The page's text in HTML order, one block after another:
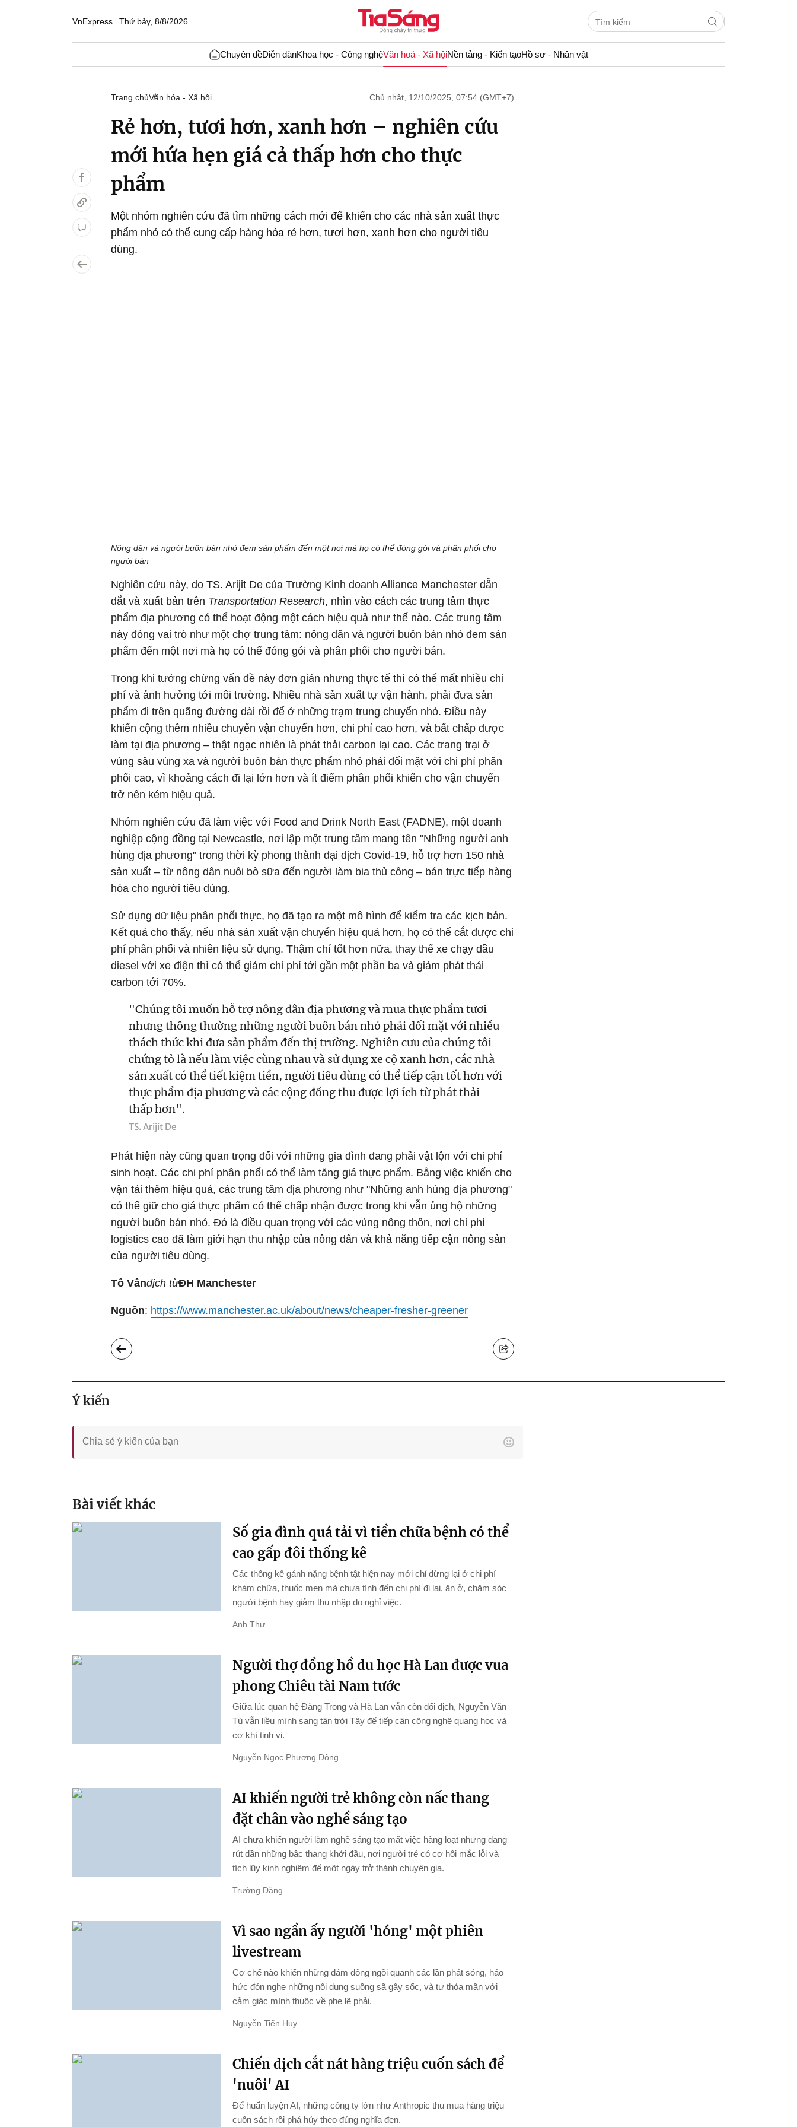
VnExpress Thứ bảy, 8/8/2026
Chuyên đềDiễn đànKhoa học - Công nghệVăn hoá - Xã hộiNền tảng - Kiến tạoHồ sơ - Nhân vật
Trang chủVăn hóa - Xã hội Chủ nhật, 12/10/2025, 07:54 (GMT+7)
Rẻ hơn, tươi hơn, xanh hơn – nghiên cứu
mới hứa hẹn giá cả thấp hơn cho thực
phẩm
Một nhóm nghiên cứu đã tìm những cách mới để khiến cho các nhà sản xuất thực
phẩm nhỏ có thể cung cấp hàng hóa rẻ hơn, tươi hơn, xanh hơn cho người tiêu
dùng.
Nông dân và người buôn bán nhỏ đem sản phẩm đến một nơi mà họ có thể đóng gói và phân phối cho
người bán
Nghiên cứu này, do TS. Arijit De của Trường Kinh doanh Alliance Manchester dẫn
dắt và xuất bản trên Transportation Research, nhìn vào cách các trung tâm thực
phẩm địa phương có thể hoạt động một cách hiệu quả như thế nào. Các trung tâm
này đóng vai trò như một chợ trung tâm: nông dân và người buôn bán nhỏ đem sản
phẩm đến một nơi mà họ có thể đóng gói và phân phối cho người bán.
Trong khi tưởng chừng vấn đề này đơn giản nhưng thực tế thì có thể mất nhiều chi
phí và ảnh hưởng tới môi trường. Nhiều nhà sản xuất tự vận hành, phải đưa sản
phẩm đi trên quãng đường dài rồi để ở những trạm trung chuyển nhỏ. Điều này
khiến cộng thêm nhiều chuyến vận chuyển hơn, chi phí cao hơn, và bất chấp được
làm tại địa phương – thật ngạc nhiên là phát thải carbon lại cao. Các trang trại ở
vùng sâu vùng xa và người buôn bán thực phẩm nhỏ phải đối mặt với chi phí phân
phối cao, vì khoảng cách đi lại lớn hơn và ít điểm phân phối khiến cho vận chuyển
trở nên kém hiệu quả.
Nhóm nghiên cứu đã làm việc với Food and Drink North East (FADNE), một doanh
nghiệp cộng đồng tại Newcastle, nơi lập một trung tâm mang tên "Những người anh
hùng địa phương" trong thời kỳ phong thành đại dịch Covid-19, hỗ trợ hơn 150 nhà
sản xuất – từ nông dân nuôi bò sữa đến người làm bia thủ công – bán trực tiếp hàng
hóa cho người tiêu dùng.
Sử dụng dữ liệu phân phối thực, họ đã tạo ra một mô hình để kiểm tra các kịch bản.
Kết quả cho thấy, nếu nhà sản xuất vận chuyển hiệu quả hơn, họ có thể cắt được chi
phí phân phối và nhiên liệu sử dụng. Thậm chí tốt hơn nữa, thay thế xe chạy dầu
diesel với xe điện thì có thể giảm chi phí tới gần một phần ba và giảm phát thải
carbon tới 70%.
"Chúng tôi muốn hỗ trợ nông dân địa phương và mua thực phẩm tươi
nhưng thông thường những người buôn bán nhỏ phải đối mặt với nhiều
thách thức khi đưa sản phẩm đến thị trường. Nghiên cưu của chúng tôi
chứng tỏ là nếu làm việc cùng nhau và sử dụng xe cộ xanh hơn, các nhà
sản xuất có thể tiết kiệm tiền, người tiêu dùng có thể tiếp cận tốt hơn với
thực phẩm địa phương và các cộng đồng thu được lợi ích từ phát thải
thấp hơn".
TS. Arijit De
Phát hiện này cũng quan trọng đối với những gia đình đang phải vật lộn với chi phí
sinh hoạt. Các chi phí phân phối có thể làm tăng giá thực phẩm. Bằng việc khiến cho
vận tải thêm hiệu quả, các trung tâm địa phương như "Những anh hùng địa phương"
có thể giữ cho giá thực phẩm có thể chấp nhận được trong khi vẫn ủng hộ những
người buôn bán nhỏ. Đó là điều quan trọng với các vùng nông thôn, nơi chi phí
logistics cao đã làm giới hạn thu nhập của nông dân và khả năng tiếp cận nông sản
của người tiêu dùng.
Tô Vândịch từĐH Manchester
Nguồn: https://www.manchester.ac.uk/about/news/cheaper-fresher-greener
Ý kiến
Bài viết khác
Số gia đình quá tải vì tiền chữa bệnh có thể
cao gấp đôi thống kê
Các thống kê gánh nặng bệnh tật hiện nay mới chỉ dừng lại ở chi phí
khám chữa, thuốc men mà chưa tính đến chi phí đi lại, ăn ở, chăm sóc
người bệnh hay giảm thu nhập do nghỉ việc.
Anh Thư
Người thợ đồng hồ du học Hà Lan được vua
phong Chiêu tài Nam tước
Giữa lúc quan hệ Đàng Trong và Hà Lan vẫn còn đối địch, Nguyễn Văn
Tú vẫn liều mình sang tận trời Tây để tiếp cận công nghệ quang học và
cơ khí tinh vi.
Nguyễn Ngọc Phương Đông
AI khiến người trẻ không còn nấc thang
đặt chân vào nghề sáng tạo
AI chưa khiến người làm nghề sáng tạo mất việc hàng loạt nhưng đang
rút dần những bậc thang khởi đầu, nơi người trẻ có cơ hội mắc lỗi và
tích lũy kinh nghiệm để một ngày trở thành chuyên gia.
Trường Đặng
Vì sao ngần ấy người 'hóng' một phiên
livestream
Cơ chế nào khiến những đám đông ngồi quanh các lần phát sóng, háo
hức đón nghe những nội dung suồng sã gây sốc, và tự thỏa mãn với
cảm giác mình thuộc về phe lẽ phải.
Nguyễn Tiến Huy
Chiến dịch cắt nát hàng triệu cuốn sách để
'nuôi' AI
Để huấn luyện AI, những công ty lớn như Anthropic thu mua hàng triệu
cuốn sách rồi phá hủy theo đúng nghĩa đen.